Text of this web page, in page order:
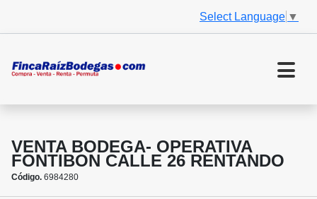
Select Language ▼
VENTA BODEGA- OPERATIVA
FONTIBON CALLE 26 RENTANDO
Código. 6984280